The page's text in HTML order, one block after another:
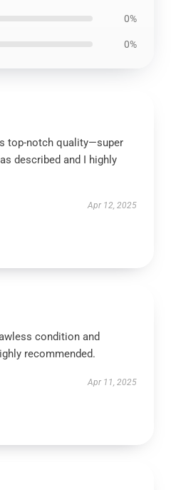
0%
0%
top-notch quality—super
described and I highly
Apr 12, 2025
condition and
recommended.
Apr 11, 2025